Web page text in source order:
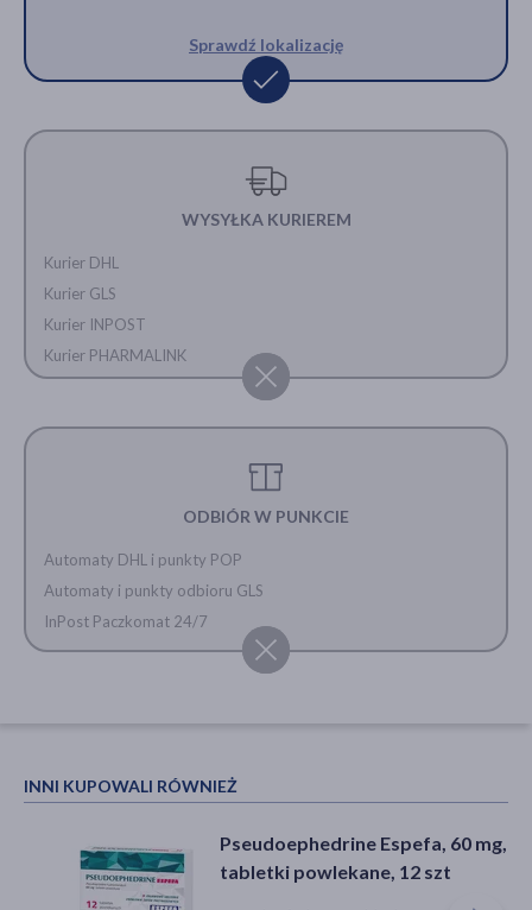
Sprawdź lokalizację
WYSYŁKA KURIEREM
Kurier DHL
Kurier GLS
Kurier INPOST
Kurier PHARMALINK
ODBIÓR W PUNKCIE
Automaty DHL i punkty POP
Automaty i punkty odbioru GLS
InPost Paczkomat 24/7
INNI KUPOWALI RÓWNIEŻ
Pseudoephedrine Espefa, 60 mg,
tabletki powlekane, 12 szt